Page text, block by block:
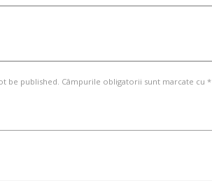
be published. Câmpurile obligatorii sunt marcate cu *